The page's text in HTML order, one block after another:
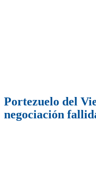
Portezuelo del
negociación